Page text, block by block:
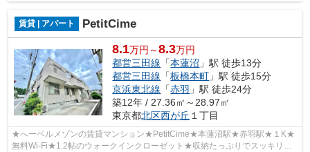
賃貸 | アパート PetitCime
8.1万円～8.3万円
都営三田線 「本蓮沼 」駅 徒歩13分
都営三田線 「板橋本町 」駅 徒歩15分
京浜東北線 「赤羽 」駅 徒歩24分
築12年 / 27.36㎡～28.97㎡
東京都北区西が丘 １丁目
★へーベルメゾンの賃貸マンション★PetitCime★本蓮沼駅★赤羽駅★１K★
無料Wi-Fi★1.2帖のウォークインクローゼット★収納たっぷりでスッキリ暮